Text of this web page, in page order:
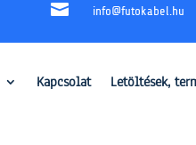
 info@futokabel.hu
Kapcsolat Letöltések,